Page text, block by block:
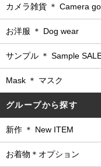
カメラ雑貨 ＊ Camera
お洋服 ＊ Dog wear
サンプル ＊ Sample
Mask ＊ マスク
グループから探す
新作 ＊ New ITEM
お着物＊オプション